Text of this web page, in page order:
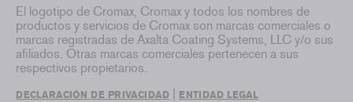
El logotipo de Cromax, Cromax y todos los nombres de
productos y servicios de Cromax son marcas comerciales o
marcas registradas de Axalta Coating Systems, LLC y/o sus
afiliados. Otras marcas comerciales pertenecen a sus
respectivos propietarios.
DECLARACIÓN DE PRIVACIDAD ENTIDAD LEGAL